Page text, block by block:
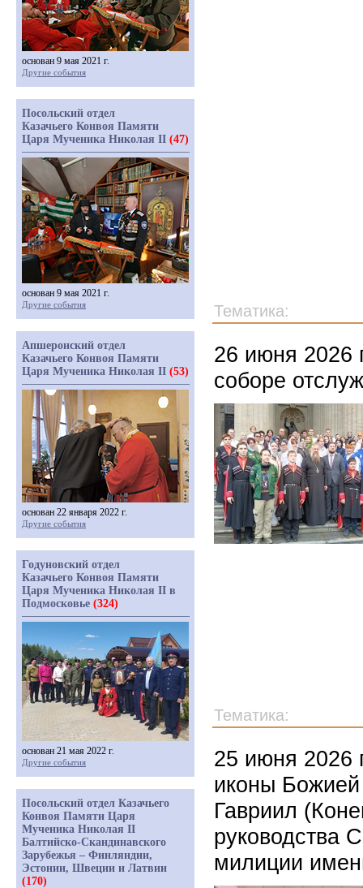
Тематика:
26 июня 2026
соборе
Тематика:
25 июня 2026
иконы
Гавриил
руководства
милиции
основан 9 мая 2021 г.
Другие события
Посольский отдел
Казачьего Конвоя Памяти
Царя Мученика Николая II (47)
основан 9 мая 2021 г.
Другие события
Апшеронский отдел
Казачьего Конвоя Памяти
Царя Мученика Николая II (53)
основан 22 января 2022 г.
Другие события
Годуновский отдел
Казачьего Конвоя Памяти
Царя Мученика Николая II в
Подмосковье (324)
основан 21 мая 2022 г.
Другие события
Посольский отдел Казачьего
Конвоя Памяти Царя
Мученика Николая II
Балтийско-Скандинавского
Зарубежья – Финляндии,
Эстонии, Швеции и Латвии
(170)